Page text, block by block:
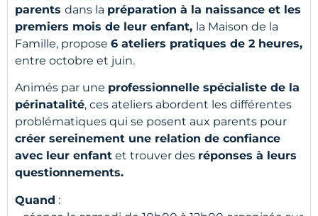
parents dans la préparation à la naissance et les
premiers mois de leur enfant, la Maison de la
Famille, propose 6 ateliers pratiques de 2 heures,
entre octobre et juin.
Animés par une professionnelle spécialiste de la
périnatalité, ces ateliers abordent les différentes
problématiques qui se posent aux parents pour
créer sereinement une relation de confiance
avec leur enfant et trouver des réponses à leurs
questionnements.
Quand :